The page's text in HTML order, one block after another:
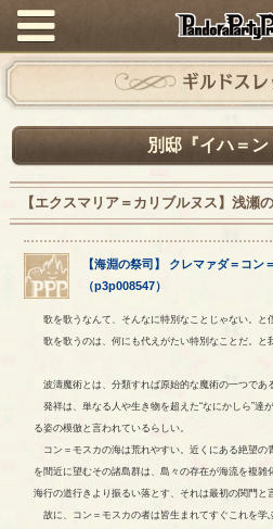
ギルドスレ
別邸『イハ＝ン
【エクスマリア＝カリブルヌス】浅瀬
【海淵の祭司 】 クレマァダ＝ コン
（p3p008547）
歌を歌うなんて、そんなに特別なことじゃない。と
歌を歌うのは、何にも代えがたい特別なことだ。と
波濤魔術とは、分類すれば原始的な魔術の一つであ
発祥は、単なる人や生き物を超えた“なにかしら”達
る姿の模倣と言われているらしい。
コン＝モスカの海は荒れやすい。近くにある絶望
を間近に望むその諸島群は、島々の存在が海流を複雑
海行の道行きより振るい落とす、それは最初の関門と
故に、コン＝モスカの者は皆生まれてすぐこれを学